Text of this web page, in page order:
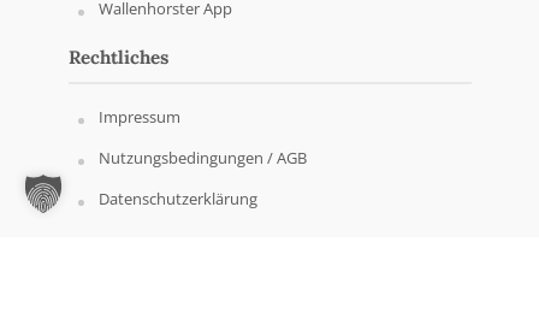
Wallenhorster App
Rechtliches
Impressum
Nutzungsbedingungen / AGB
Datenschutzerklärung